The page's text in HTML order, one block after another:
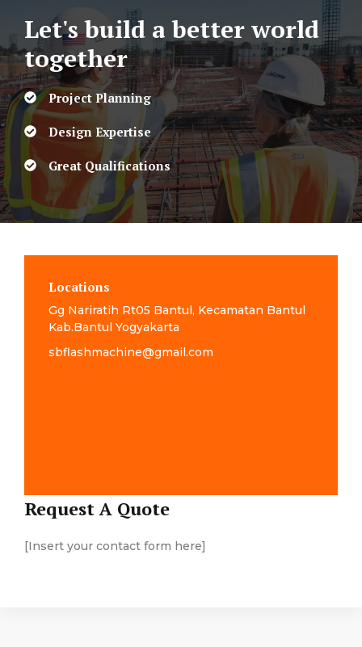
Let's build a better world
together
Project Planning
Design Expertise
Great Qualifications
Locations
Gg Nariratih Rt05 Bantul, Kecamatan Bantul
Kab.Bantul Yogyakarta
sbflashmachine@gmail.com
Request A Quote
[Insert your contact form here]